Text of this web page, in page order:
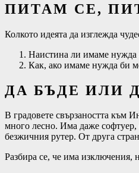
ПИТАМ СЕ,
Колкото идеята да изглежда
Наистина ли имаме нужда
Как, ако имаме нужда би
ДА БЪДЕ ИЛИ
В градовете свързаността към
много лесно. Има даже софтуер,
безжичния рутер. От друга
Разбира се, че има изключения,